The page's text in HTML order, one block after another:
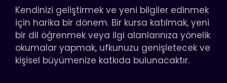
Kendinizi geliştirmek ve yeni bilgiler edinmek
için harika bir dönem. Bir kursa katılmak, yeni
bir dil öğrenmek veya ilgi alanlarınıza yönelik
okumalar yapmak, ufkunuzu genişletecek ve
kişisel büyümenize katkıda bulunacaktır.